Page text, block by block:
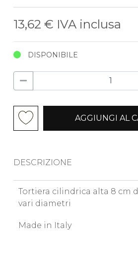
13,62 € IVA inclusa
DISPONIBILE
AGGIUNGI AL
DESCRIZIONE
Tortiera cilindrica alta 8 cm
vari diametri
Made in Italy